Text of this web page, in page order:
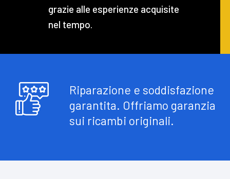
grazie alle esperienze acquisite
nel tempo.
Riparazione e soddisfazione
garantita. Offriamo garanzia
sui ricambi originali.